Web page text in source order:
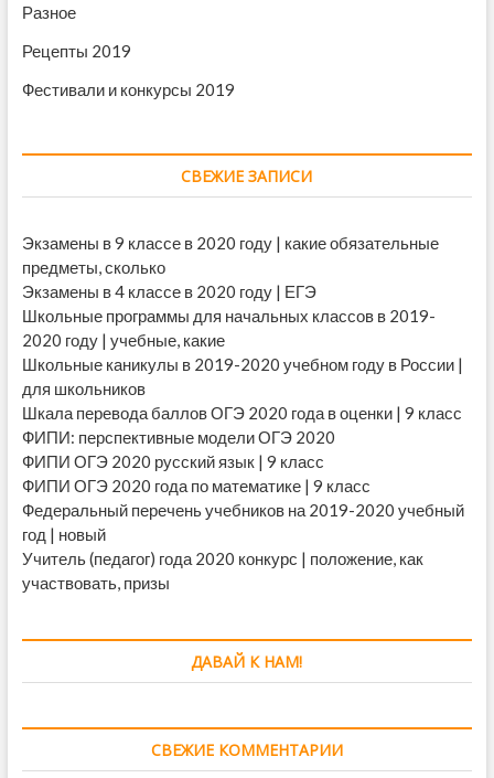
Разное
Рецепты 2019
Фестивали и конкурсы 2019
СВЕЖИЕ ЗАПИСИ
Экзамены в 9 классе в 2020 году | какие обязательные
предметы, сколько
Экзамены в 4 классе в 2020 году | ЕГЭ
Школьные программы для начальных классов в 2019-
2020 году | учебные, какие
Школьные каникулы в 2019-2020 учебном году в России |
для школьников
Шкала перевода баллов ОГЭ 2020 года в оценки | 9 класс
ФИПИ: перспективные модели ОГЭ 2020
ФИПИ ОГЭ 2020 русский язык | 9 класс
ФИПИ ОГЭ 2020 года по математике | 9 класс
Федеральный перечень учебников на 2019-2020 учебный
год | новый
Учитель (педагог) года 2020 конкурс | положение, как
участвовать, призы
ДАВАЙ К НАМ!
СВЕЖИЕ КОММЕНТАРИИ